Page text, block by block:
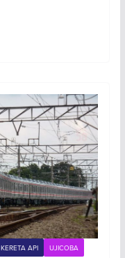
KERETA API UJICOBA